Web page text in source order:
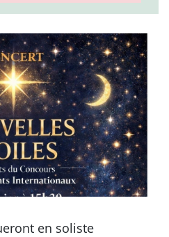
en soliste